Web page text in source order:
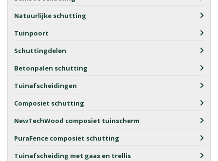
Natuurlijke schutting
Tuinpoort
Schuttingdelen
Betonpalen schutting
Tuinafscheidingen
Composiet schutting
NewTechWood composiet tuinscherm
PuraFence composiet schutting
Tuinafscheiding met gaas en trellis